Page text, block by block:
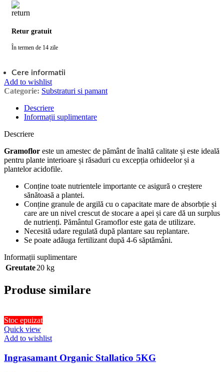
Retur gratuit
În termen de 14 zile
Cere informatii
Add to wishlist
Categorie: Substraturi si pamant
Descriere
Informații suplimentare
Descriere
Gramoflor este un amestec de pământ de înaltă calitate și este ideală
pentru plante interioare și răsaduri cu excepția orhideelor și a
plantelor acidofile.
Conține toate nutrientele importante ce asigură o creștere
sănătoasă a plantei.
Conține granule de argilă cu o capacitate mare de absorbție și
care are un nivel crescut de stocare a apei și care dă un surplus
de nutrienți. Pământul Gramoflor este gata de utilizare.
Necesită udare regulată după plantare sau replantare.
Se poate adăuga fertilizant după 4-6 săptămâni.
Informații suplimentare
Greutate20 kg
Produse similare
Stoc epuizat
Quick view
Add to wishlist
Ingrasamant Organic Stallatico 5KG